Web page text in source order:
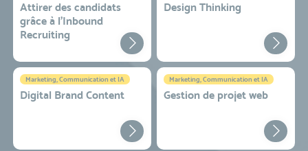
Attirer des candidats
grâce à l’Inbound
Recruiting
Design Thinking
Marketing, Communication et IA
Digital Brand Content
Marketing, Communication et IA
Gestion de projet web